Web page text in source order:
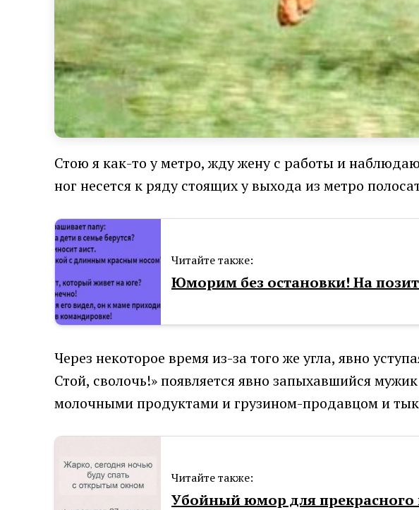
Стою я как-то у метро, жду жену с работы и
ног несется к ряду стоящих у выхода из метро
Читайте также:
Юморим без остановки! На
Через некоторое время из-за того же угла, явно
Стой, сволочь!» появляется явно запыхавшийся
молочными продуктами и грузином-продавцом и
Читайте также:
Убойный юмор для прекрасного